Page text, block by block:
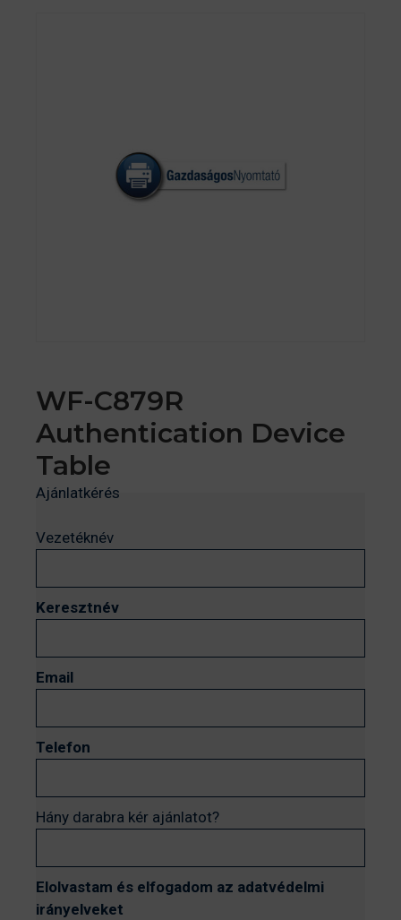
WF-C879R
Authentication Device
Table
Ajánlatkérés
Vezetéknév
Keresztnév
Email
Telefon
Hány darabra kér ajánlatot?
Elolvastam és elfogadom az adatvédelmi
irányelveket